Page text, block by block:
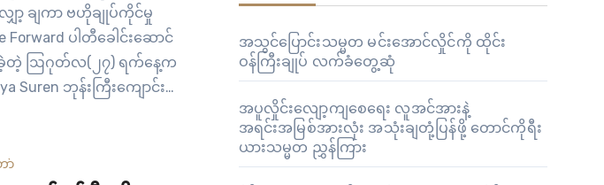
ော့ ချကာ ဗဟိုချုပ်ကိုင်မှု
ပါတီခေါင်းဆောင်
းခဲ့တဲ့ ဩဂုတ်လ(၂၇) ရက်နေ့က
ဘုန်းကြီးကျောင်း
ာ်
အသွင်ပြောင်းသမ္မတ မင်းအောင်လှိုင်ကို ထိုင်း
ဝန်ကြီးချုပ် လက်ခံတွေ့ဆုံ
အပူလှိုင်းလျော့ကျစေရေး လူအင်အားနဲ့
အရင်းအမြစ်အားလုံး အသုံးချတုံ့ပြန်ဖို့ တောင်ကိုရီး
ယားသမ္မတ ညွှန်ကြား